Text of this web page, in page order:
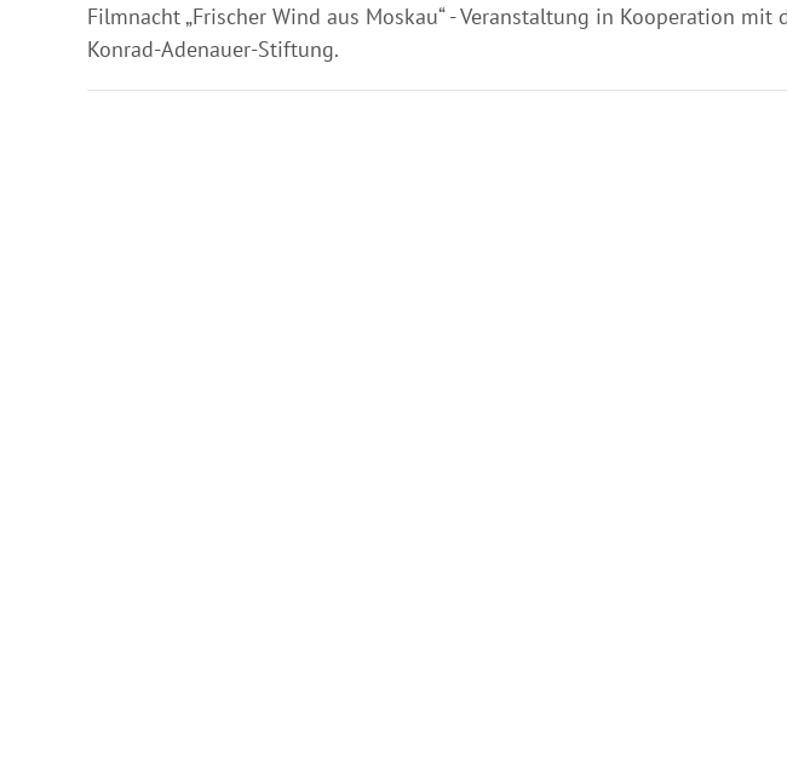
Filmnacht „Frischer Wind aus Moskau“ - Veranstaltung in Kooperation mit
Konrad-Adenauer-Stiftung.